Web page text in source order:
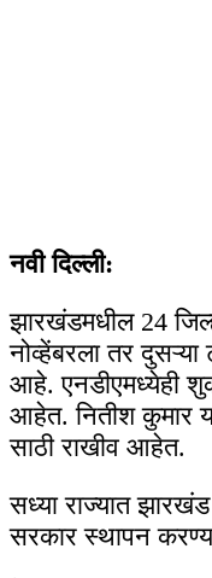
नवी दिल्ली:
झारखंडमधील 24
नोव्हेंबरला तर
आहे. एनडीएमध्येही
आहेत. नितीश कुमार
साठी राखीव आहेत.
सध्या राज्यात
सरकार स्थापन